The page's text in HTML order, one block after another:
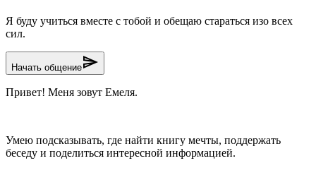
Я буду учиться вместе с тобой и обещаю стараться изо всех
сил.
Начать общениеsend
Привет! Меня зовут Емеля.
Умею подсказывать, где найти книгу мечты, поддержать
беседу и поделиться интересной информацией.